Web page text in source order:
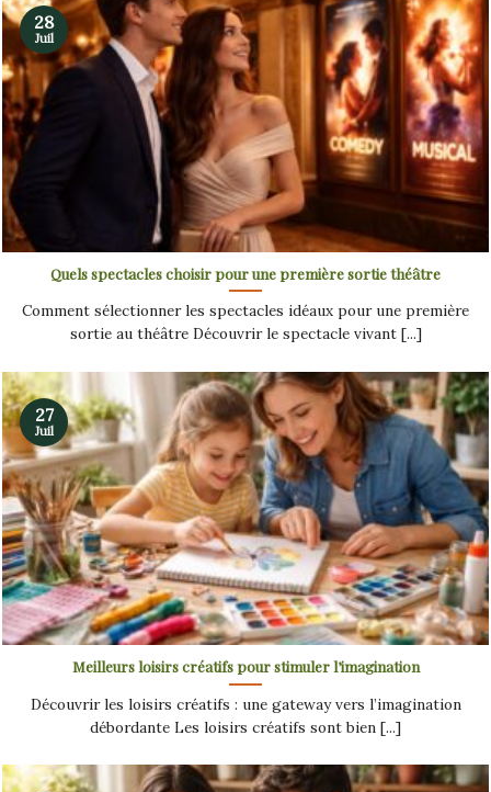
Quels spectacles choisir pour une première sortie théâtre
Comment sélectionner les spectacles idéaux pour une première
sortie au théâtre Découvrir le spectacle vivant [...]
28
Juil
Meilleurs loisirs créatifs pour stimuler l’imagination
Découvrir les loisirs créatifs : une gateway vers l’imagination
débordante Les loisirs créatifs sont bien [...]
27
Juil